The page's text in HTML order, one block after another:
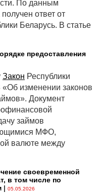
международным
консультационных
квартира в городе
По данным
ответ от
Беларусь. В статье
предоставления
Закон Республики
изменении законов
Документ
займов
МФО,
валюте между
своевременной
в том числе по
| 05.05.2026